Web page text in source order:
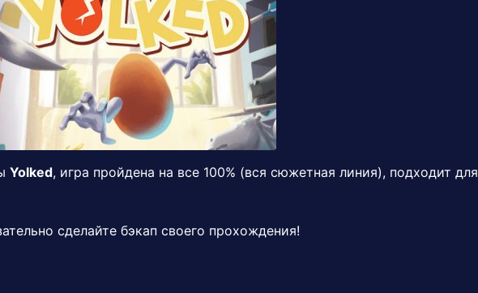
Yolked, игра пройдена на все 100% (вся сюжетная линия), подходит для
сделайте бэкап своего прохождения!